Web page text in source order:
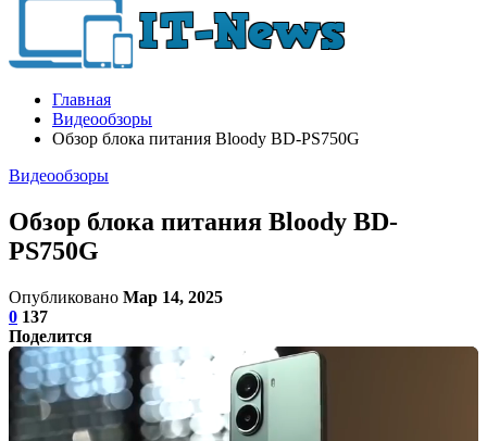
Главная
Видеообзоры
Обзор блока питания Bloody BD-PS750G
Видеообзоры
Обзор блока питания Bloody BD-
PS750G
Опубликовано Мар 14, 2025
0 137
Поделится